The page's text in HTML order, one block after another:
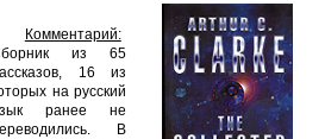
Комментарий:
из 65
16 из
на русский
ранее не
В